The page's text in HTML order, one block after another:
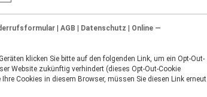
| AGB | Datenschutz | Online —
klicken Sie bitte auf den folgenden Link, um ein Opt-Out-
Website zukünftig verhindert (dieses Opt-Out-Cookie
Cookies in diesem Browser, müssen Sie diesen Link erneut